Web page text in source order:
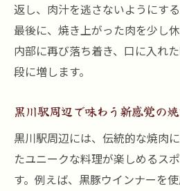
返し、肉汁を逃さないようにす
最後に、焼き上がった肉を少し
内部に再び落ち着き、口に入れ
段に増します。
黒川駅周辺で味わう新感覚の
黒川駅周辺には、伝統的な焼肉
たユニークな料理が楽しめるス
す。例えば、黒豚ウインナーを